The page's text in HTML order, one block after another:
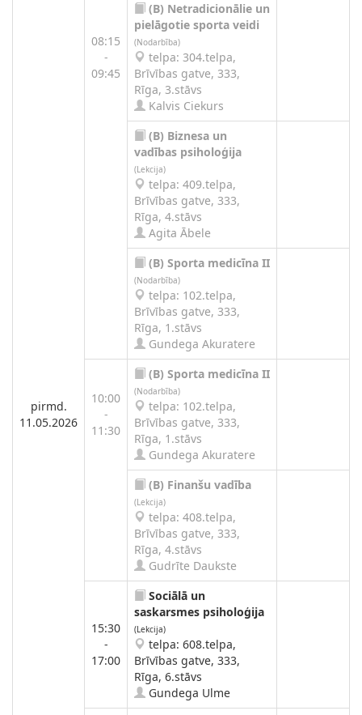
pirmd.
11.05.2026
08:15
-
09:45
(B) Netradicionālie un
pielāgotie sporta veidi
(Nodarbība)
telpa: 304.telpa,
Brīvības gatve, 333,
Rīga, 3.stāvs
Kalvis Ciekurs
(B) Biznesa un
vadības psiholoģija
(Lekcija)
telpa: 409.telpa,
Brīvības gatve, 333,
Rīga, 4.stāvs
Agita Ābele
(B) Sporta medicīna II
(Nodarbība)
telpa: 102.telpa,
Brīvības gatve, 333,
Rīga, 1.stāvs
Gundega Akuratere
10:00
-
11:30
(B) Sporta medicīna II
(Nodarbība)
telpa: 102.telpa,
Brīvības gatve, 333,
Rīga, 1.stāvs
Gundega Akuratere
(B) Finanšu vadība
(Lekcija)
telpa: 408.telpa,
Brīvības gatve, 333,
Rīga, 4.stāvs
Gudrīte Daukste
15:30
-
17:00
Sociālā un
saskarsmes psiholoģija
(Lekcija)
telpa: 608.telpa,
Brīvības gatve, 333,
Rīga, 6.stāvs
Gundega Ulme